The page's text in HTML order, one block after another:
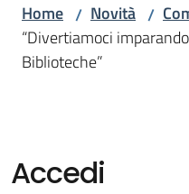
Medaglia
d'oro al
Merito
al Valor
Home / Novità /
“Divertiamoci
Biblioteche”
Accedi